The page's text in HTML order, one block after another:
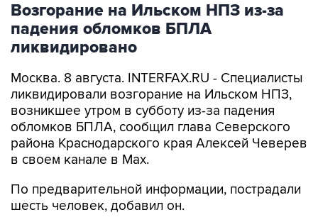
Возгорание на Ильском НПЗ из-за
падения обломков БПЛА
ликвидировано
Москва. 8 августа. INTERFAX.RU - Специалисты
ликвидировали возгорание на Ильском НПЗ,
возникшее утром в субботу из-за падения
обломков БПЛА, сообщил глава Северского
района Краснодарского края Алексей Чеверев
в своем канале в Max.
По предварительной информации, пострадали
шесть человек, добавил он.